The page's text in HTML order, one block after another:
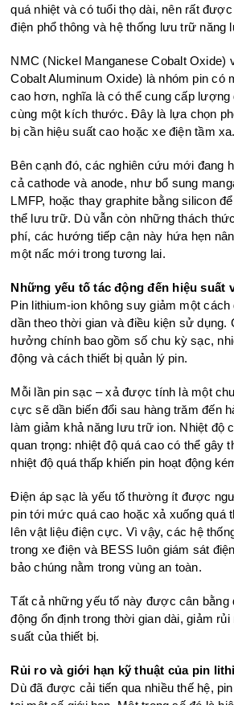
quá nhiệt và có tuổi thọ dài, nên rất
điện phổ thông và hệ thống lưu trữ năng
NMC (Nickel Manganese Cobalt Oxide)
Cobalt Aluminum Oxide) là nhóm pin có
cao hơn, nghĩa là có thể cung cấp
cùng một kích thước. Đây là lựa chọn
bị cần hiệu suất cao hoặc xe điện tầm xa.
Bên cạnh đó, các nghiên cứu mới đang
cả cathode và anode, như bổ sung
LMFP, hoặc thay graphite bằng silicon
thể lưu trữ. Dù vẫn còn những thách
phí, các hướng tiếp cận này hứa hẹn
một nấc mới trong tương lai.
Những yếu tố tác động đến hiệu suất
Pin lithium-ion không suy giảm một cách
dần theo thời gian và điều kiện sử dụng.
hưởng chính bao gồm số chu kỳ sạc,
động và cách thiết bị quản lý pin.
Mỗi lần pin sạc – xả được tính là một
cực sẽ dần biến đổi sau hàng trăm đến
làm giảm khả năng lưu trữ ion. Nhiệt độ
quan trọng: nhiệt độ quá cao có thể gây
nhiệt độ quá thấp khiến pin hoạt động
Điện áp sạc là yếu tố thường ít được
pin tới mức quá cao hoặc xả xuống quá
lên vật liệu điện cực. Vì vậy, các hệ
trong xe điện và BESS luôn giám sát
bảo chúng nằm trong vùng an toàn.
Tất cả những yếu tố này được cân bằng
động ổn định trong thời gian dài, giảm
suất của thiết bị.
Rủi ro và giới hạn kỹ thuật của pin
Dù đã được cải tiến qua nhiều thế hệ,